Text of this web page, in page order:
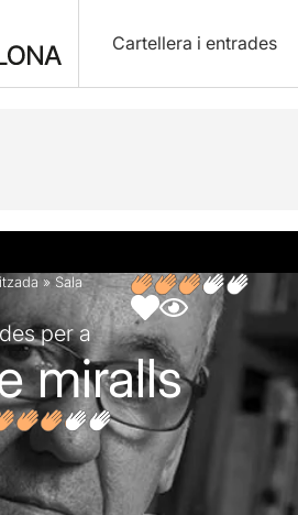
Cartellera i entrades
artística Opinions
» Sala
per a
miralls